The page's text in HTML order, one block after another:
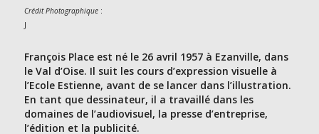
Crédit Photographique:
J
François Place est né le 26 avril 1957 à Ezanville, dans
le Val d’Oise. Il suit les cours d’expression visuelle à
l’Ecole Estienne, avant de se lancer dans l’illustration.
En tant que dessinateur, il a travaillé dans les
domaines de l’audiovisuel, la presse d’entreprise,
l’édition et la publicité.